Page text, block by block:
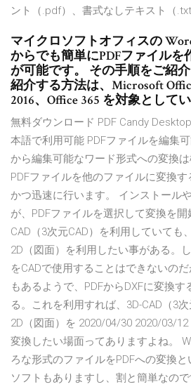
ント（.pdf）、書式なしテキスト（
マイクロソフトオフィスの
からでも簡単にPDFファイルを
が可能です。 その手順をご紹
紹介する方法は、Microsoft
2016、Office 365 を対象としてい
無料ダウンロード PDF Candy
本語で利用可能 PDFファイルを編集
から編集可能なワード形式への変換
PDFファイルを他のファイルに変換
かつ迅速に行います。 インストール
が、PDFファイルを選択して変換を
CAD（3次元CAD）を利用していても
2D（図面）を利用したい事がある。
をCADで使用することはできないの
もあるようで、PDFからDXFに変換
る。これを利用すれば、3D-CAD（3
2D（図面）を 2020/04/30 2020/03/
変換したい場面ってありますよね。
ろな形式のファイルをPDFへの変換
ソフトもありますし、割と簡単なの